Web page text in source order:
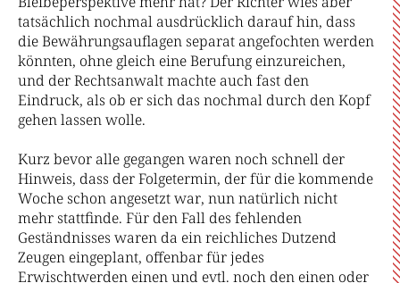
tatsächlich nochmal ausdrücklich darauf hin, dass
die Bewährungsauflagen separat angefochten werden
könnten, ohne gleich eine Berufung einzureichen,
und der Rechtsanwalt machte auch fast den
Eindruck, als ob er sich das nochmal durch den Kopf
gehen lassen wolle.
Kurz bevor alle gegangen waren noch schnell der
Hinweis, dass der Folgetermin, der für die kommende
Woche schon angesetzt war, nun natürlich nicht
mehr stattfinde. Für den Fall des fehlenden
Geständnisses waren da ein reichliches Dutzend
Zeugen eingeplant, offenbar für jedes
Erwischtwerden einen und evtl. noch den einen oder